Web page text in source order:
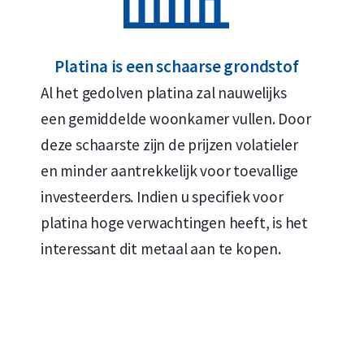
21% btw betaalt over de baar. Onze
edelmetaal is verzekerd voor de volledige
allerhoogste internationale veiligheidseisen
Holland Gold Safe blijft altijd uw eigendom en
bent van uw bezit. Wij kiezen bewust voor
haven voor vermogen, de politieke stabiliteit en
Unie ligt.
Platina is een schaarse grondstof
Al het gedolven platina zal nauwelijks
een gemiddelde woonkamer vullen. Door
deze schaarste zijn de prijzen volatieler
en minder aantrekkelijk voor toevallige
investeerders. Indien u specifiek voor
platina hoge verwachtingen heeft, is het
interessant dit metaal aan te kopen.